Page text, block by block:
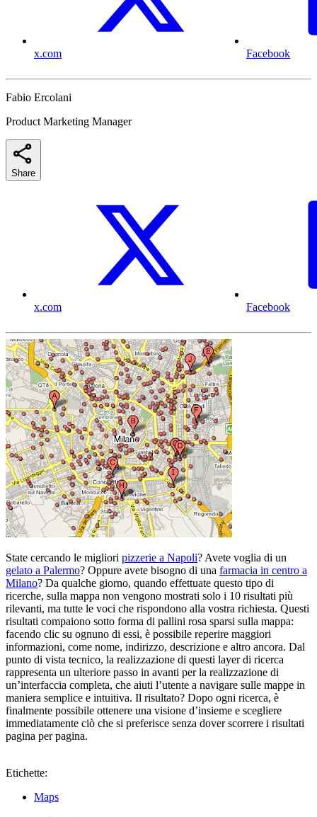
x.com Facebook
Fabio Ercolani
Product Marketing Manager
Share
x.com Facebook
State cercando le migliori pizzerie a Napoli? Avete voglia di un
gelato a Palermo? Oppure avete bisogno di una farmacia in centro a
Milano? Da qualche giorno, quando effettuate questo tipo di
ricerche, sulla mappa non vengono mostrati solo i 10 risultati più
rilevanti, ma tutte le voci che rispondono alla vostra richiesta. Questi
risultati compaiono sotto forma di pallini rosa sparsi sulla mappa:
facendo clic su ognuno di essi, è possibile reperire maggiori
informazioni, come nome, indirizzo, descrizione e altro ancora. Dal
punto di vista tecnico, la realizzazione di questi layer di ricerca
rappresenta un ulteriore passo in avanti per la realizzazione di
un’interfaccia completa, che aiuti l’utente a navigare sulle mappe in
maniera semplice e intuitiva. Il risultato? Dopo ogni ricerca, è
finalmente possibile ottenere una visione d’insieme e scegliere
immediatamente ciò che si preferisce senza dover scorrere i risultati
pagina per pagina.
Etichette:
Maps